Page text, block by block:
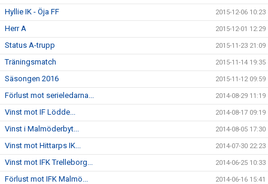
Hyllie IK - Öja FF 2015-12-06 10:23
Herr A 2015-12-01 12:29
Status A-trupp 2015-11-23 21:09
Träningsmatch 2015-11-14 19:35
Säsongen 2016 2015-11-12 09:59
Förlust mot serieledarna... 2014-08-29 11:19
Vinst mot IF Lödde... 2014-08-17 09:19
Vinst i Malmöderbyt... 2014-08-05 17:30
Vinst mot Hittarps IK... 2014-07-30 22:23
Vinst mot IFK Trelleborg... 2014-06-25 10:33
Förlust mot IFK Malmö... 2014-06-16 15:41